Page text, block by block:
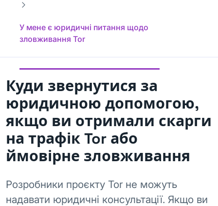
У мене є юридичні питання щодо
зловживання Tor
Куди звернутися за
юридичною допомогою,
якщо ви отримали скарги
на трафік Tor або
ймовірне зловживання
Розробники проєкту Tor не можуть
надавати юридичні консультації. Якщо ви